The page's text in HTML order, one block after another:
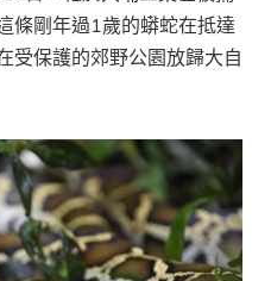
條剛年過1歲的蟒蛇在抵達
受保護的郊野公園放歸大自